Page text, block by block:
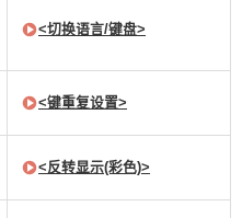
<切换语言/键盘>
<键重复设置>
<反转显示(彩色)>